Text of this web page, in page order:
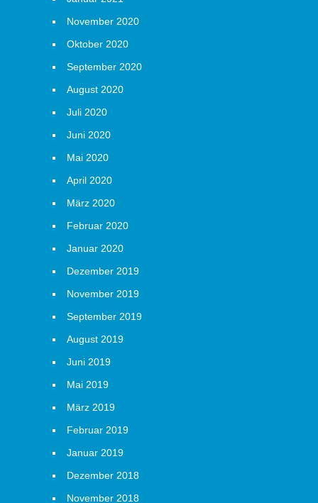
November 2020
Oktober 2020
September 2020
August 2020
Juli 2020
Juni 2020
Mai 2020
April 2020
März 2020
Februar 2020
Januar 2020
Dezember 2019
November 2019
September 2019
August 2019
Juni 2019
Mai 2019
März 2019
Februar 2019
Januar 2019
Dezember 2018
November 2018